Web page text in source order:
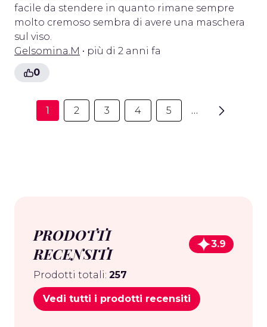
facile da stendere in quanto rimane sempre
molto cremoso sembra di avere una maschera
sul viso.
Gelsomina.M • più di 2 anni fa
0
1 2 3 4 5 …
PRODOTTI
RECENSITI
3.9
Prodotti totali: 257
Vedi tutti i prodotti recensiti